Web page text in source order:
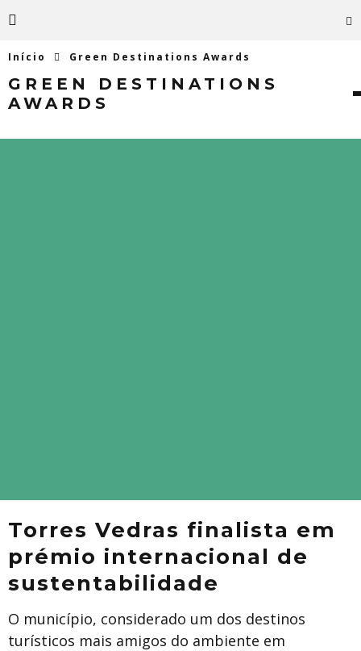
Início Green Destinations Awards
GREEN DESTINATIONS
AWARDS
Torres Vedras finalista em
prémio internacional de
sustentabilidade
O município, considerado um dos destinos
turísticos mais amigos do ambiente em